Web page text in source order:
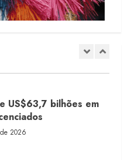
2026
US$63,7 bilhões em
2026